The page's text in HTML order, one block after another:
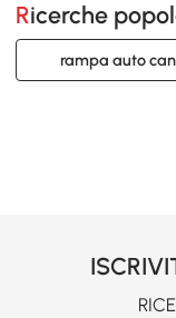
Ricerche
rampa auto